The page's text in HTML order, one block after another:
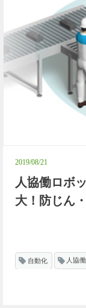
2019/08/21
人協働ロボ
大！防じん
自動化 人協働